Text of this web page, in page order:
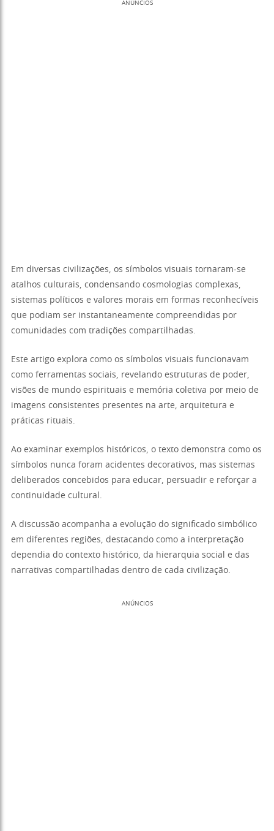
ANÚNCIOS
Em diversas civilizações, os símbolos visuais tornaram-se
atalhos culturais, condensando cosmologias complexas,
sistemas políticos e valores morais em formas reconhecíveis
que podiam ser instantaneamente compreendidas por
comunidades com tradições compartilhadas.
Este artigo explora como os símbolos visuais funcionavam
como ferramentas sociais, revelando estruturas de poder,
visões de mundo espirituais e memória coletiva por meio de
imagens consistentes presentes na arte, arquitetura e
práticas rituais.
Ao examinar exemplos históricos, o texto demonstra como os
símbolos nunca foram acidentes decorativos, mas sistemas
deliberados concebidos para educar, persuadir e reforçar a
continuidade cultural.
A discussão acompanha a evolução do significado simbólico
em diferentes regiões, destacando como a interpretação
dependia do contexto histórico, da hierarquia social e das
narrativas compartilhadas dentro de cada civilização.
ANÚNCIOS